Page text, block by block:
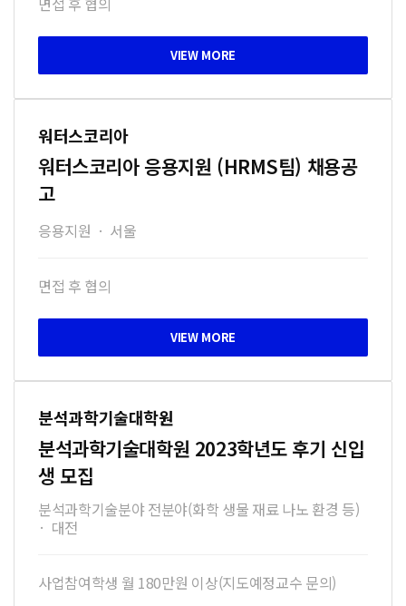
워터스코리아
워터스코리아 응용지원 (HRMS팀) 채용공
고
응용지원 · 서울
면접 후 협의
분석과학기술대학원
분석과학기술대학원 2023학년도 후기 신입
생 모집
분석과학기술분야 전분야(화학 생물 재료 나노 환경 등)
· 대전
사업참여학생 월 180만원 이상(지도예정교수 문의)